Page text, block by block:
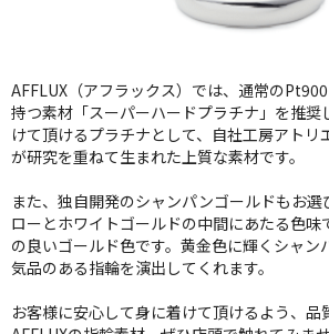
AFFLUX（アフラックス）では、通常の
持つ素材「スーパーハードプラチナ」を推奨
けて頂けるプラチナとして、自社工房アトリ
が研究を重ねて生まれた上質な素材です。
また、独自開発のシャンパンゴールドもお選
ローとホワイトゴールドの中間にあたる色味
の良いゴールド色です。黄金色に輝くシャン
気品のある指輪を演出してくれます。
お客様に安心して身に着けて頂けるよう、品